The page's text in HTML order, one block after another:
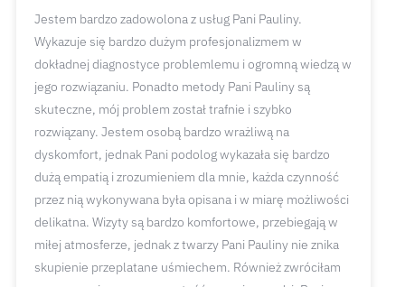
Jestem bardzo zadowolona z usług Pani Pauliny.
Wykazuje się bardzo dużym profesjonalizmem w
dokładnej diagnostyce problemlemu i ogromną wiedzą w
jego rozwiązaniu. Ponadto metody Pani Pauliny są
skuteczne, mój problem został trafnie i szybko
rozwiązany. Jestem osobą bardzo wrażliwą na
dyskomfort, jednak Pani podolog wykazała się bardzo
dużą empatią i zrozumieniem dla mnie, każda czynność
przez nią wykonywana była opisana i w miarę możliwości
delikatna. Wizyty są bardzo komfortowe, przebiegają w
miłej atmosferze, jednak z twarzy Pani Pauliny nie znika
skupienie przeplatane uśmiechem. Również zwróciłam